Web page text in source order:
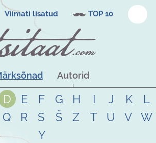
Viimati lisatud TOP 10
Autorid
D E F G H I J K
L
Q R S Š Z T U V
W
Y